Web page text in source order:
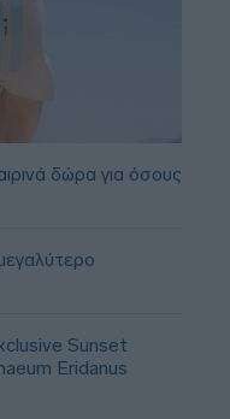
δώρα για όσους
Sunset
Eridanus